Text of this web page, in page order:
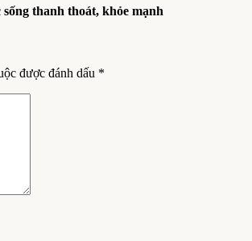
thanh thoát, khỏe mạnh
được đánh dấu *